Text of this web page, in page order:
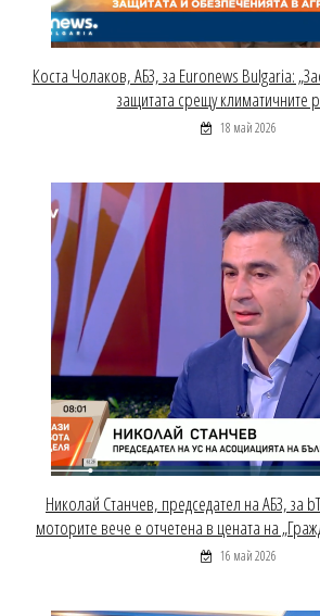
Коста Чолаков, АБЗ, за Euronews Bulgaria:
защитата срещу климатичните
18 май 2026
Николай Станчев, председател на АБЗ, за
моторите вече е отчетена в цената на
16 май 2026